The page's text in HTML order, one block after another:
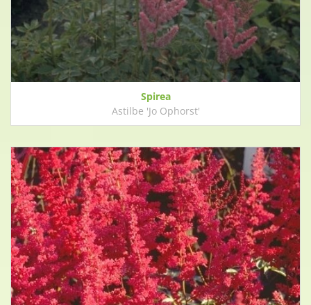
Spirea
Astilbe 'Jo Ophorst'